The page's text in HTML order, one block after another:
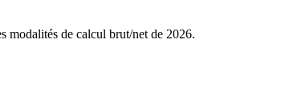
modalités de calcul brut/net de 2026.